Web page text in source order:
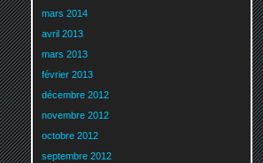
mars 2014
avril 2013
mars 2013
février 2013
décembre 2012
novembre 2012
octobre 2012
septembre 2012